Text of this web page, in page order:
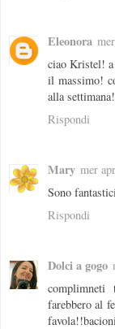
Eleonora
ciao Kristel! a
il massimo!
alla
Rispondi
Mary mer
Sono
Rispondi
Dolci a gogo
complimneti
farebbero al